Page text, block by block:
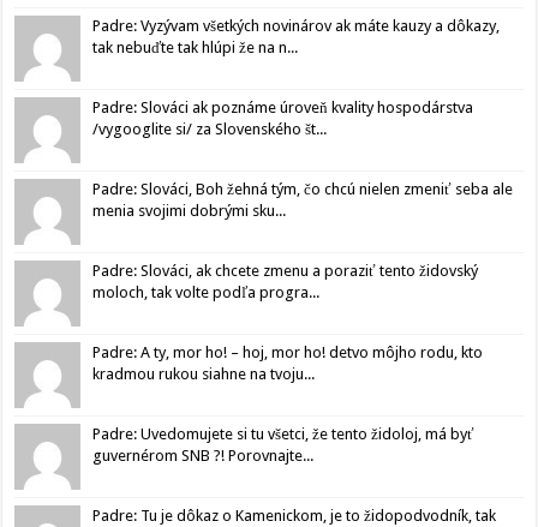
Padre: Vyzývam všetkých novinárov ak máte kauzy a dôkazy,
tak nebuďte tak hlúpi že na n...
Padre: Slováci ak poznáme úroveň kvality hospodárstva
/vygooglite si/ za Slovenského št...
Padre: Slováci, Boh žehná tým, čo chcú nielen zmeniť seba ale
menia svojimi dobrými sku...
Padre: Slováci, ak chcete zmenu a poraziť tento židovský
moloch, tak volte podľa progra...
Padre: A ty, mor ho! – hoj, mor ho! detvo môjho rodu, kto
kradmou rukou siahne na tvoju...
Padre: Uvedomujete si tu všetci, že tento židoloj, má byť
guvernérom SNB ?! Porovnajte...
Padre: Tu je dôkaz o Kamenickom, je to židopodvodník, tak